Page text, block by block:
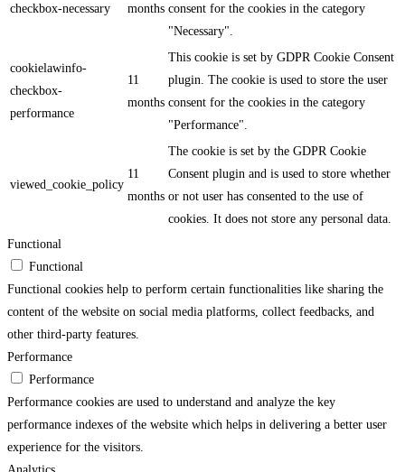
checkbox-necessary
months consent for the cookies in the category
"Necessary".
cookielawinfo-
checkbox-
performance
11
months
This cookie is set by GDPR Cookie Consent
plugin. The cookie is used to store the user
consent for the cookies in the category
"Performance".
viewed_cookie_policy
11
months
The cookie is set by the GDPR Cookie
Consent plugin and is used to store whether
or not user has consented to the use of
cookies. It does not store any personal data.
Functional
Functional
Functional cookies help to perform certain functionalities like sharing the
content of the website on social media platforms, collect feedbacks, and
other third-party features.
Performance
Performance
Performance cookies are used to understand and analyze the key
performance indexes of the website which helps in delivering a better user
experience for the visitors.